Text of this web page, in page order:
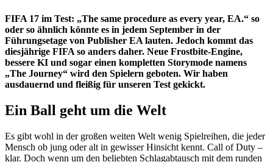
FIFA 17 im Test: „The same procedure as every year, EA.“ so
oder so ähnlich könnte es in jedem September in der
Führungsetage von Publisher EA lauten. Jedoch kommt das
diesjährige FIFA so anders daher. Neue Frostbite-Engine,
bessere KI und sogar einen kompletten Storymode namens
„The Journey“ wird den Spielern geboten. Wir haben
ausdauernd und fleißig für unseren Test gekickt.
Ein Ball geht um die Welt
Es gibt wohl in der großen weiten Welt wenig Spielreihen, die jeder
Mensch ob jung oder alt in gewisser Hinsicht kennt. Call of Duty –
klar. Doch wenn um den beliebten Schlagabtausch mit dem runden